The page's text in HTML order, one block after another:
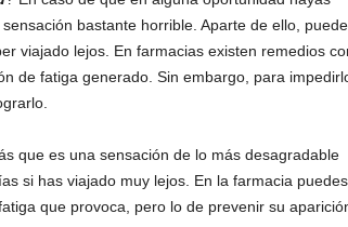
bastante horrible. Aparte de ello, puede
viajado lejos. En farmacias existen remedios
de fatiga generado. Sin embargo, para
que es una sensación de lo más desagradable
si has viajado muy lejos. En la farmacia puedes
que provoca, pero lo de prevenir su